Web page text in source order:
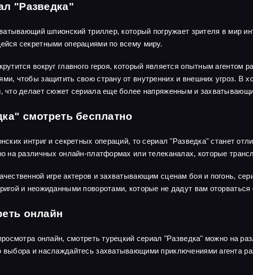
"Разведка"
шпионский триллер, который погружает зрителя в мир
секретными операциями по всему миру.
вокруг главного героя, который является опытным агентом
чтобы защитить свою страну от внутренних и внешних угроз. В
что делает сюжет сериала еще более напряженным и
смотреть бесплатно
интриг и секретных операций, то сериал "Разведка" станет
на различных онлайн-платформах или телеканалах, которые
игре актеров и захватывающим сценам боя и погонь,
и неожиданными поворотами, которые не дадут вам оторваться
онлайн
онлайн, смотреть турецкий сериал "Разведка" можно на
и наслаждайтесь захватывающими приключениями агента